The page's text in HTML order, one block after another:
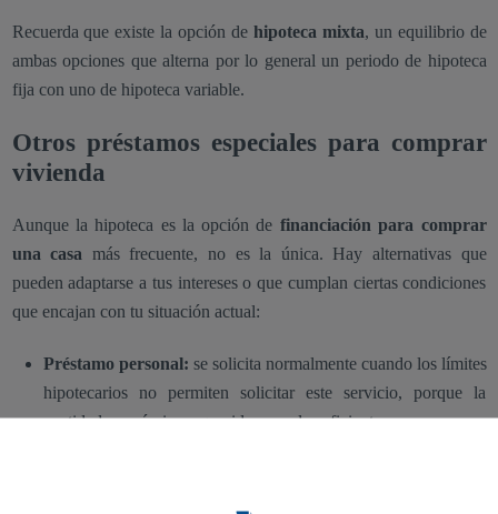
Recuerda que existe la opción de hipoteca mixta, un equilibrio de
ambas opciones que alterna por lo general un periodo de hipoteca
fija con uno de hipoteca variable.
Otros préstamos especiales para comprar
vivienda
Aunque la hipoteca es la opción de financiación para comprar
una casa más frecuente, no es la única. Hay alternativas que
pueden adaptarse a tus intereses o que cumplan ciertas condiciones
que encajan con tu situación actual:
Préstamo personal: se solicita normalmente cuando los límites
hipotecarios no permiten solicitar este servicio, porque la
cantidad económica requerida no es la suficiente.
evitar intereses y otros condicionantes clásicos de una entidad